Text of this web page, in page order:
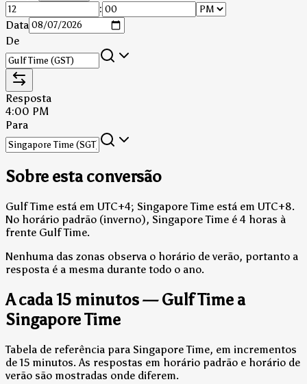
:
Data
De
Resposta
4:00 PM
Para
Sobre esta conversão
Gulf Time está em UTC+4; Singapore Time está em UTC+8.
No horário padrão (inverno), Singapore Time é 4 horas à
frente Gulf Time.
Nenhuma das zonas observa o horário de verão, portanto a
resposta é a mesma durante todo o ano.
A cada 15 minutos — Gulf Time a
Singapore Time
Tabela de referência para Singapore Time, em incrementos
de 15 minutos. As respostas em horário padrão e horário de
verão são mostradas onde diferem.